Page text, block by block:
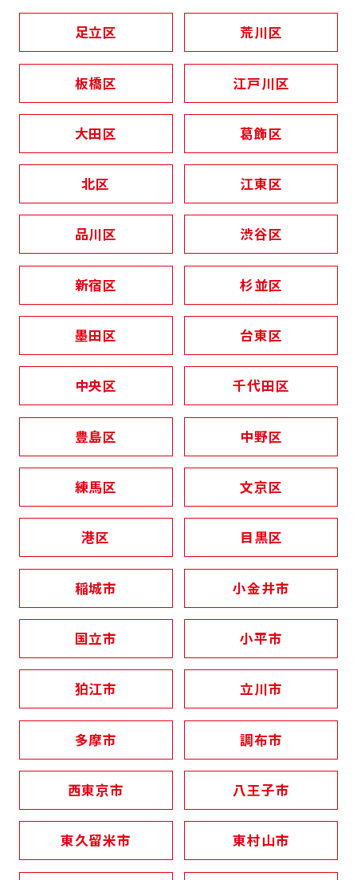
足立区 荒川区
板橋区 江戸川区
大田区 葛飾区
北区 江東区
品川区 渋谷区
新宿区 杉並区
墨田区 台東区
中央区 千代田区
豊島区 中野区
練馬区 文京区
港区 目黒区
稲城市 小金井市
国立市 小平市
狛江市 立川市
多摩市 調布市
西東京市 八王子市
東久留米市 東村山市